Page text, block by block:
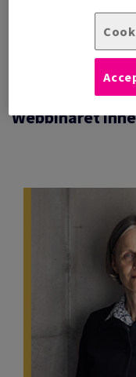
trettiotal essäer av
biologi, fysik, kemi,
på högkvalitativt
Webbinaret